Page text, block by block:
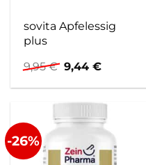
sovita Apfelessig
plus
9,95€ Ursprünglicher
Preis
war:
9,95 €
9,44€Aktueller
ist:
-26%